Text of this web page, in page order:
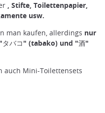
, Stifte, Toilettenpapier,
usw.
man kaufen, allerdings nur
バコ" (tabako) und "酒"
auch Mini-Toilettensets